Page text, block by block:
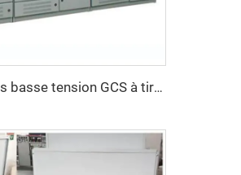
Armoire à disjoncteurs basse tension GCS à tiroirs